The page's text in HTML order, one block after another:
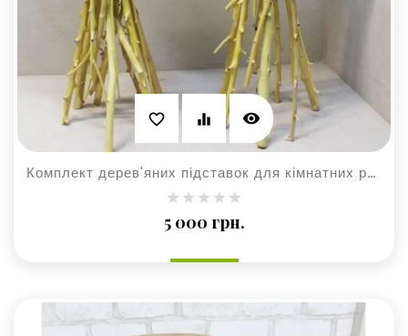
favorite_border equalizer visibility
Комплект дерев'яних підставок для кімнатних рослин та квітів
5 000 грн.Ціна